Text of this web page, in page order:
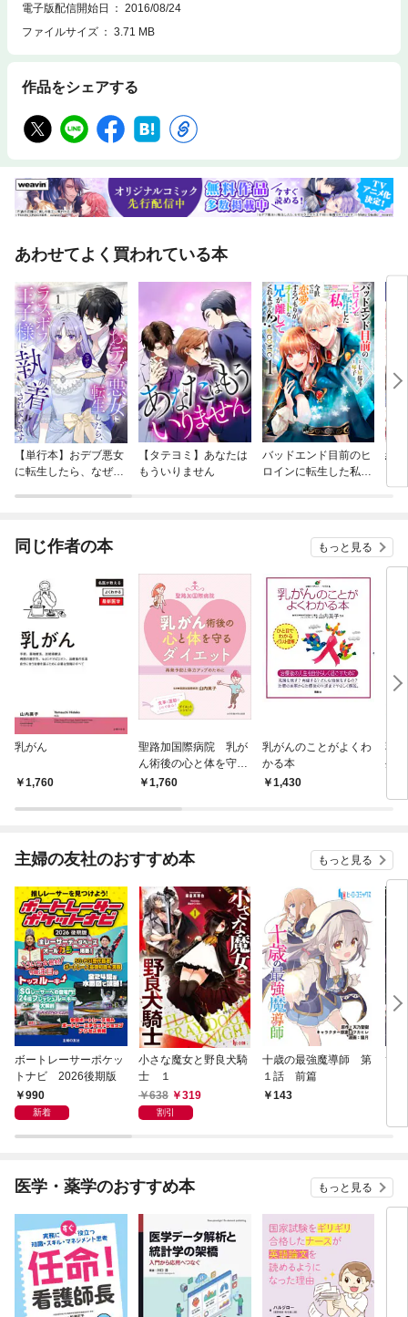
電子版配信開始日
2016/08/24
ファイルサイズ
3.71 MB
作品をシェアする
あわせてよく買われている本
【単行本】おデブ悪女
に転生したら、なぜか
【タテヨミ】あなたは
もういりません
バッドエンド目前のヒ
ロインに転生した私、
結
同じ作者の本 もっと見る
乳がん
1,760
聖路加国際病院 乳が
ん術後の心と体を守る
ダイエット
1,760
乳がんのことがよくわ
かる本
1,430
乳
生
主婦の友社のおすすめ本 もっと見る
ボートレーサーポケッ
トナビ 2026後期版
990
新着
小さな魔女と野良犬騎
士 １
638
319
割引
十歳の最強魔導師 第
１話 前篇
143
ひ
医学・薬学のおすすめ本 もっと見る